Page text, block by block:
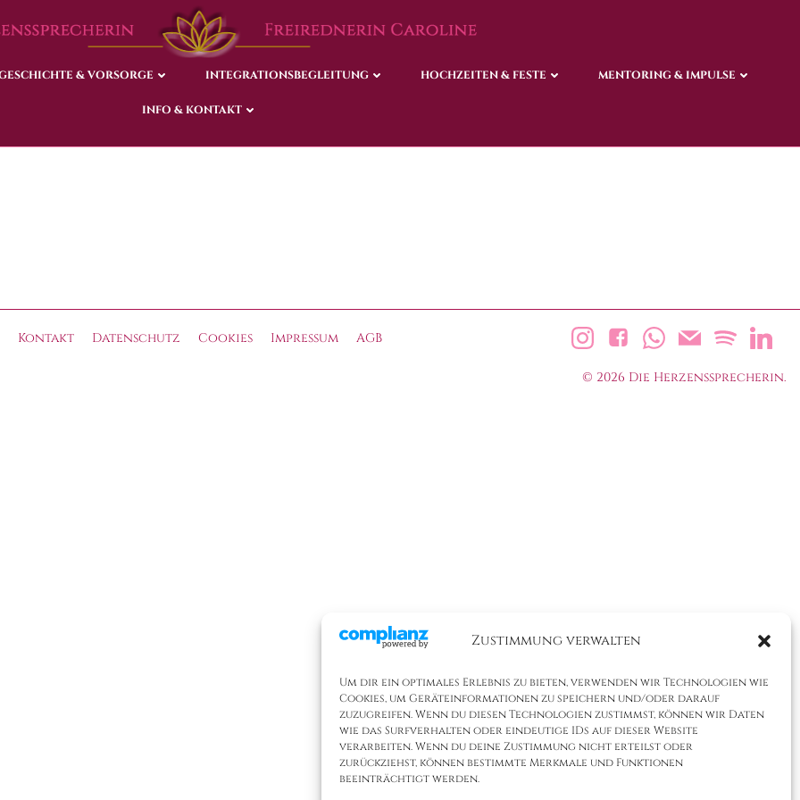
Zustimmung verwalten
Um dir ein optimales Erlebnis zu bieten, verwenden wir Technologien wie
Cookies, um Geräteinformationen zu speichern und/oder darauf
zuzugreifen. Wenn du diesen Technologien zustimmst, können wir Daten
wie das Surfverhalten oder eindeutige IDs auf dieser Website
verarbeiten. Wenn du deine Zustimmung nicht erteilst oder
zurückziehst, können bestimmte Merkmale und Funktionen
beeinträchtigt werden.
& VORSORGE INTEGRATIONSBEGLEITUNG HOCHZEITEN & FESTE MENTORING & IMPULSE
INFO & KONTAKT
& VORSORGE INTEGRATIONSBEGLEITUNG HOCHZEITEN & FESTE MENTORING & IMPULSE
INFO & KONTAKT
Kontakt Datenschutz Cookies Impressum AGB
© 2026 Die Herzenssprecherin.